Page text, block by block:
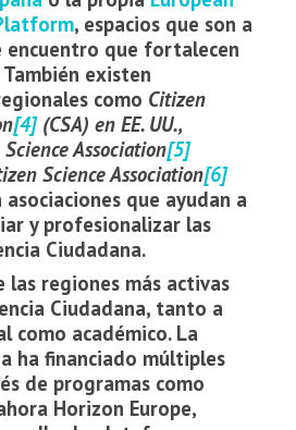
, espacios que son a
encuentro que fortalecen
existen
como Citizen
[4](CSA) en EE. UU.,
Association[5]
Science Association[6]
asociaciones que ayudan a
y profesionalizar las
Ciudadana.
las regiones más activas
Ciudadana, tanto a
como académico. La
ha financiado múltiples
de programas como
Horizon Europe,